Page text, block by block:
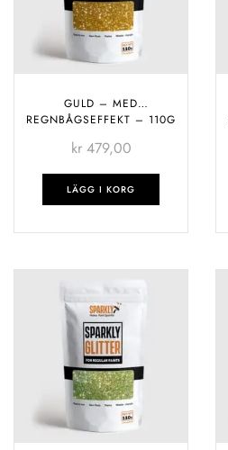
GULD – MED
REGNBÅGSEFFEKT – 110G
kr479,00
LÄGG I KORG